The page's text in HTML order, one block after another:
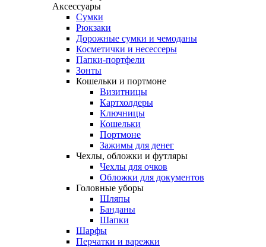
Аксессуары
Сумки
Рюкзаки
Дорожные сумки и чемоданы
Косметички и несессеры
Папки-портфели
Зонты
Кошельки и портмоне
Визитницы
Картхолдеры
Ключницы
Кошельки
Портмоне
Зажимы для денег
Чехлы, обложки и футляры
Чехлы для очков
Обложки для документов
Головные уборы
Шляпы
Банданы
Шапки
Шарфы
Перчатки и варежки